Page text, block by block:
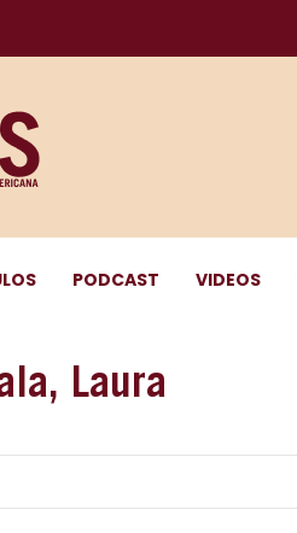
PODCAST VIDEOS
Laura